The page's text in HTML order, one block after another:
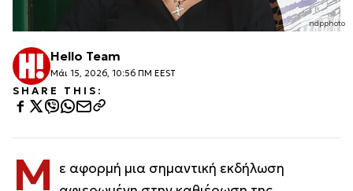
ndpphoto
Hello Team
Μάι 15, 2026, 10:56 ΠΜ EEST
SHARE THIS:
Μ ε αφορμή μια σημαντική εκδήλωση